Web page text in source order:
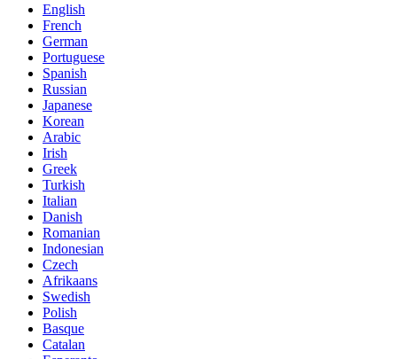
English
French
German
Portuguese
Spanish
Russian
Japanese
Korean
Arabic
Irish
Greek
Turkish
Italian
Danish
Romanian
Indonesian
Czech
Afrikaans
Swedish
Polish
Basque
Catalan